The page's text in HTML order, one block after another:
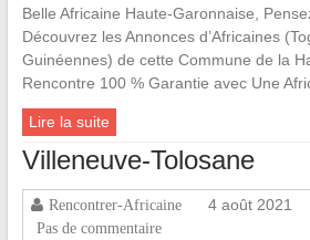
Belle Africaine Haute-Garonnaise,
Découvrez les Annonces d’Africaines
Guinéennes) de cette Commune de la
Rencontre 100 % Garantie avec Une
Lire la suite
Villeneuve-Tolosane
Rencontrer-Africaine 4 août 2021
Pas de commentaire